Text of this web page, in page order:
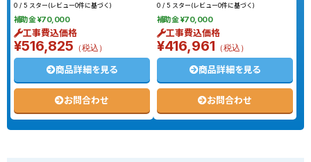
0 / 5 スター(レビュー0件に基づく)
補助金 ¥70,000
工事費込価格
¥516,825 （税込）
商品詳細を見る
お問合わせ
0 / 5 スター(レビュー0件に基づく)
補助金 ¥70,000
工事費込価格
¥416,961 （税込）
商品詳細を見る
お問合わせ